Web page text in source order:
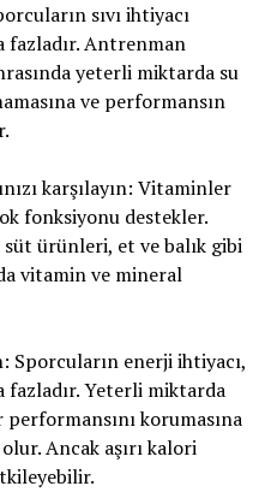
sıvı ihtiyacı
fazladır. Antrenman
yeterli miktarda su
ve performansın
karşılayın: Vitaminler
fonksiyonu destekler.
ürünleri, et ve balık gibi
vitamin ve mineral
enerji ihtiyacı,
fazladır. Yeterli miktarda
korumasına
Ancak aşırı kalori